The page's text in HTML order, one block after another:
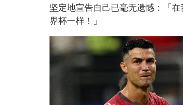
坚定地宣告自己已毫无遗憾：「
界杯一样！」